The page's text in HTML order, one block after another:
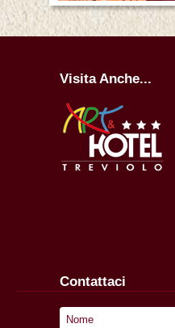
Visita Anche...
Contattaci